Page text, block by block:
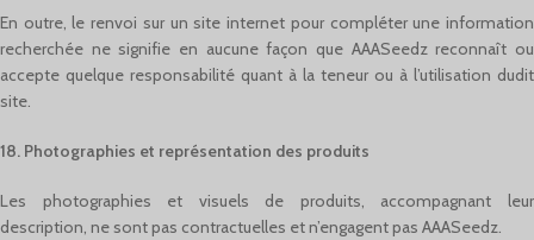
En outre, le renvoi sur un site internet pour compléter une information
recherchée ne signifie en aucune façon que AAASeedz reconnaît ou
accepte quelque responsabilité quant à la teneur ou à l’utilisation dudit
site.
18. Photographies et représentation des produits
Les photographies et visuels de produits, accompagnant leur
description, ne sont pas contractuelles et n’engagent pas AAASeedz.